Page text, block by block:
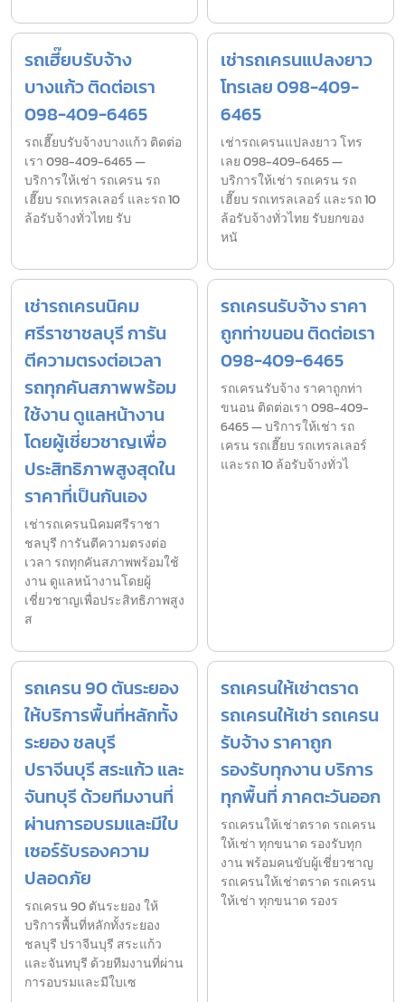
รถเฮี๊ยบรับจ้าง
บางแก้ว ติดต่อเรา
098-409-6465
รถเฮี๊ยบรับจ้างบางแก้ว ติดต่อ
เรา 098-409-6465 —
บริการให้เช่า รถเครน รถ
เฮี๊ยบ รถเทรลเลอร์ และรถ 10
ล้อรับจ้างทั่วไทย รับ
เช่ารถเครนแปลงยาว
โทรเลย 098-409-
6465
เช่ารถเครนแปลงยาว โทร
เลย 098-409-6465 —
บริการให้เช่า รถเครน รถ
เฮี๊ยบ รถเทรลเลอร์ และรถ 10
ล้อรับจ้างทั่วไทย รับยกของ
หนั
เช่ารถเครนนิคม
ศรีราชาชลบุรี การัน
ตีความตรงต่อเวลา
รถทุกคันสภาพพร้อม
ใช้งาน ดูแลหน้างาน
โดยผู้เชี่ยวชาญเพื่อ
ประสิทธิภาพสูงสุดใน
ราคาที่เป็นกันเอง
เช่ารถเครนนิคมศรีราชา
ชลบุรี การันตีความตรงต่อ
เวลา รถทุกคันสภาพพร้อมใช้
งาน ดูแลหน้างานโดยผู้
เชี่ยวชาญเพื่อประสิทธิภาพสูง
ส
รถเครนรับจ้าง ราคา
ถูกท่าขนอน ติดต่อเรา
098-409-6465
รถเครนรับจ้าง ราคาถูกท่า
ขนอน ติดต่อเรา 098-409-
6465 — บริการให้เช่า รถ
เครน รถเฮี๊ยบ รถเทรลเลอร์
และรถ 10 ล้อรับจ้างทั่วไ
รถเครน 90 ตันระยอง
ให้บริการพื้นที่หลักทั้ง
ระยอง ชลบุรี
ปราจีนบุรี สระแก้ว และ
จันทบุรี ด้วยทีมงานที่
ผ่านการอบรมและมีใบ
เซอร์รับรองความ
ปลอดภัย
รถเครน 90 ตันระยอง ให้
บริการพื้นที่หลักทั้งระยอง
ชลบุรี ปราจีนบุรี สระแก้ว
และจันทบุรี ด้วยทีมงานที่ผ่าน
การอบรมและมีใบเซ
รถเครนให้เช่าตราด
รถเครนให้เช่า รถเครน
รับจ้าง ราคาถูก
รองรับทุกงาน บริการ
ทุกพื้นที่ ภาคตะวันออก
รถเครนให้เช่าตราด รถเครน
ให้เช่า ทุกขนาด รองรับทุก
งาน พร้อมคนขับผู้เชี่ยวชาญ
รถเครนให้เช่าตราด รถเครน
ให้เช่า ทุกขนาด รองร